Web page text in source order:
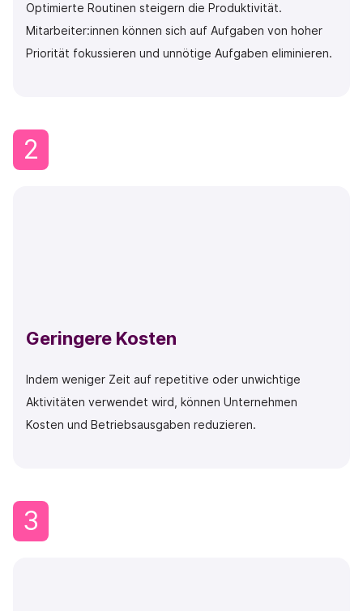
Optimierte Routinen steigern die Produktivität.
Mitarbeiter:innen können sich auf Aufgaben von hoher
Priorität fokussieren und unnötige Aufgaben eliminieren.
2
Geringere Kosten
Indem weniger Zeit auf repetitive oder unwichtige
Aktivitäten verwendet wird, können Unternehmen
Kosten und Betriebsausgaben reduzieren.
3